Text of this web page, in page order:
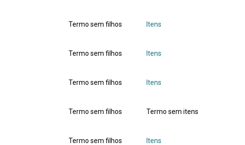
Termo sem filhos Itens
Termo sem filhos Itens
Termo sem filhos Itens
Termo sem filhos Termo sem itens
Termo sem filhos Itens